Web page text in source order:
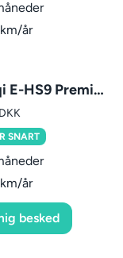
år
Hongqi E-HS9 Premium
DKK
SNART
år
besked